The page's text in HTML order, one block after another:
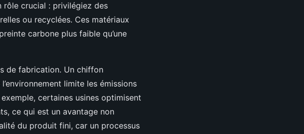
rôle crucial : privilégiez des
ou recyclées. Ces matériaux
carbone plus faible qu’une
de fabrication. Un chiffon
limite les émissions
certaines usines optimisent
ce qui est un avantage non
du produit fini, car un processus